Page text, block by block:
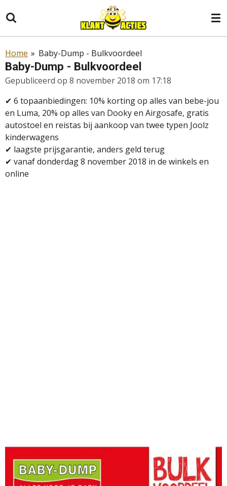
direct
naar
hoofdinhoud
Home » Baby-Dump - Bulkvoordeel
Baby-Dump - Bulkvoordeel
Gepubliceerd op 8 november 2018 om 17:18
✔ 6 topaanbiedingen: 10% korting op alles van bebe-jou
en Luma, 20% op alles van Dooky en Airgosafe, gratis
autostoel en reistas bij aankoop van twee typen Joolz
kinderwagens
✔ laagste prijsgarantie, anders geld terug
✔ vanaf donderdag 8 november 2018 in de winkels en
online